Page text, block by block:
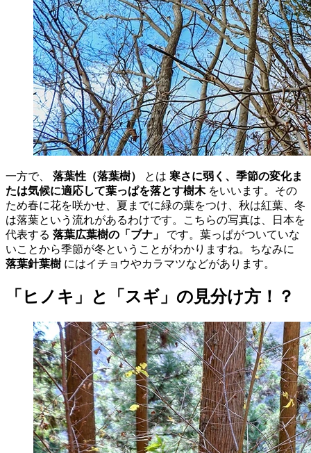
一方で、 落葉性（落葉樹） とは 寒さに弱く、季節の変化ま
たは気候に適応して葉っぱを落とす樹木をいいます。その
ため春に花を咲かせ、夏までに緑の葉をつけ、秋は紅葉、冬
は落葉という流れがあるわけです。こちらの写真は、日本を
代表する 落葉広葉樹の「ブナ」
です。葉っぱがついていな
いことから季節が冬ということがわかりますね。ちなみに
落葉針葉樹 にはイチョウやカラマツなどがあります。
「ヒノキ」と「スギ」の見分け方！？